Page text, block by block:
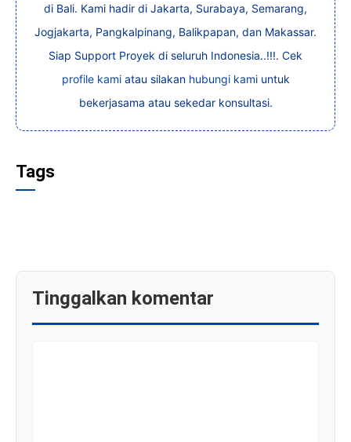
di Bali. Kami hadir di Jakarta, Surabaya, Semarang,
Jogjakarta, Pangkalpinang, Balikpapan, dan Makassar.
Siap Support Proyek di seluruh Indonesia..!!!. Cek
profile kamiatau silakan hubungi kamiuntuk
bekerjasama atau sekedar konsultasi.
Tags
Tinggalkan komentar